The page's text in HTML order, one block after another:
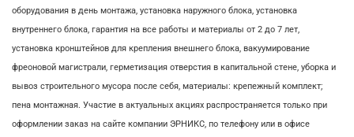
оборудования в день монтажа, установка наружного блока, установка
внутреннего блока, гарантия на все работы и материалы от 2 до 7 лет,
установка кронштейнов для крепления внешнего блока, вакуумирование
фреоновой магистрали, герметизация отверстия в капитальной стене, уборка и
вывоз строительного мусора после себя, материалы: крепежный комплект;
пена монтажная. Участие в актуальных акциях распространяется только при
оформлении заказ на сайте компании ЭРНИКС, по телефону или в офисе